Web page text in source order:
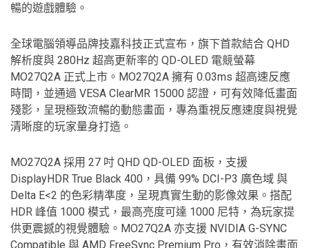
暢的遊戲體驗。
全球電腦領導品牌技嘉科技正式宣布，旗下首款結合 QHD
解析度與 280Hz 超高更新率的 QD-OLED 電競螢幕
MO27Q2A 正式上市。MO27Q2A 擁有 0.03ms 超高速反應
時間，並通過 VESA ClearMR 15000 認證，可有效降低畫面
殘影，呈現極致流暢的動態畫面，專為重視反應速度與視覺
清晰度的玩家量身打造。
MO27Q2A 採用 27 吋 QHD QD-OLED 面板，支援
DisplayHDR True Black 400，具備 99% DCI-P3 廣色域 與
Delta E<2 的色彩精準度，呈現真實生動的影像效果。搭配
HDR 峰值 1000 模式，最高亮度可達 1000 尼特，為玩家提
供更震撼的視覺體驗。MO27Q2A 亦支援 NVIDIA G-SYNC
Compatible 與 AMD FreeSync Premium Pro，有效消除畫面